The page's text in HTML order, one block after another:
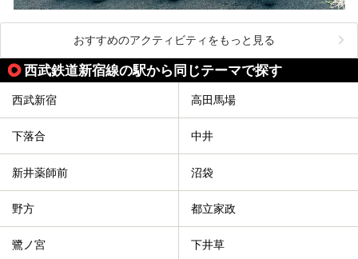
おすすめのアクティビティをもっと見る
西武鉄道新宿線の駅から同じテーマで探す
西武新宿 高田馬場
下落合 中井
新井薬師前 沼袋
野方 都立家政
鷺ノ宮 下井草